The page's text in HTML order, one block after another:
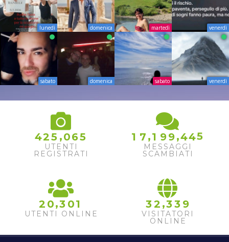
lunedì domenica martedì venerdì
sabato domenica sabato venerdì
425 ,065
UTENTI
REGISTRATI
1 7 ,1 99,44
5
6
MESSAGGI
SCAMBIATI
2 0,3 01
UTENTI ONLINE
32 ,33 9
VISITATORI
ONLINE